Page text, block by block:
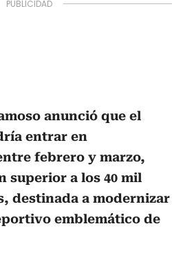
anunció que el
entrar en
febrero y marzo,
superior a los 40 mil
destinada a modernizar
emblemático de